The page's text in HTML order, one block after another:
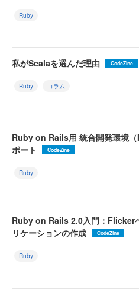
Ruby
私がScalaを選んだ理由 CodeZine
Ruby コラム
Ruby on Rails用 統合開発環境（
ポート
CodeZine
Ruby
Ruby on Rails 2.0入門：Flicker
リケーションの作成
CodeZine
Ruby